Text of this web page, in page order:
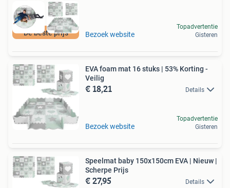
De beste prijs Bezoek website
Topadvertentie
Gisteren
EVA foam mat 16 stuks | 53% Korting -
Veilig
€ 18,21 Details
Bezoek website
Topadvertentie
Gisteren
Speelmat baby 150x150cm EVA | Nieuw |
Scherpe Prijs
€ 27,95 Details